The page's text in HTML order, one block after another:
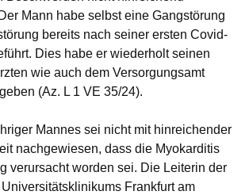
Mann habe selbst eine Gangstörung
bereits nach seiner ersten Covid-
Dies habe er wiederholt seinen
wie auch dem Versorgungsamt
(Az. L 1 VE 35/24).
Mannes sei nicht mit hinreichender
nachgewiesen, dass die Myokarditis
verursacht worden sei. Die Leiterin der
Frankfurt am